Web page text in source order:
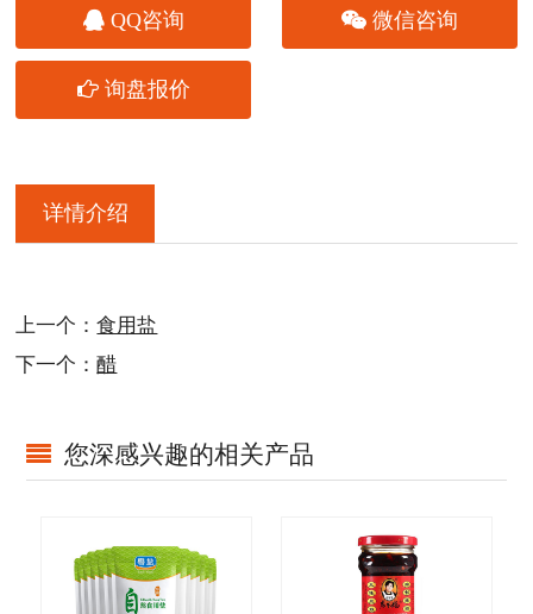
QQ咨询 微信咨询
询盘报价
详情介绍
上一个：食用盐
下一个：醋
您深感兴趣的相关产品